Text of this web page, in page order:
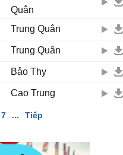
Quân
Trung Quân
Trung Quân
Bảo Thy
Cao Trung
7 ... Tiếp